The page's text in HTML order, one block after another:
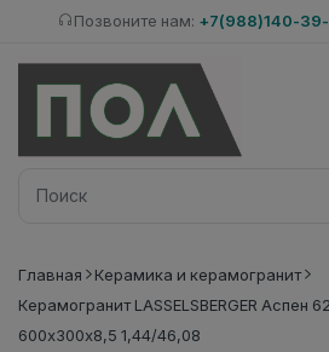
Позвоните нам: +7(988)140-
Главная
Керамика и керамогранит
Керамогранит LASSELSBERGER Аспен
600х300х8,5 1,44/46,08